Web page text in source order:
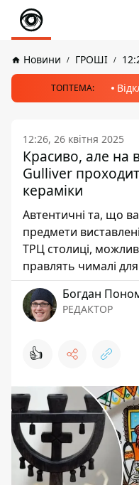
Новини ГРОШІ
ТОПТЕМА:
12:26, 26 квітня 2025
Красиво, але на
Gulliver
кераміки
Автентичні та, що
предмети
ТРЦ столиці,
правлять чималі
Богдан
РЕДАКТОР
👍